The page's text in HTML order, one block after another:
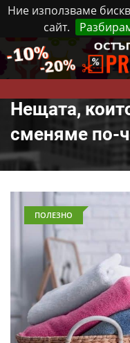
Ние използваме
сайт.
Четвъртък, 6
Нещата,
сменяме по-
ПОЛЕЗНО